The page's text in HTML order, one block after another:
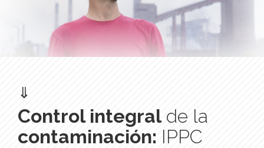
⇓
Control integralde la
contaminación: IPPC